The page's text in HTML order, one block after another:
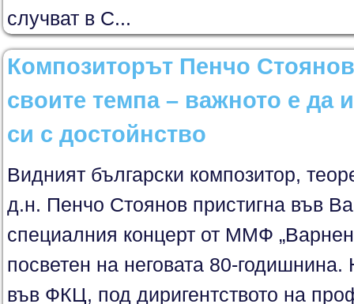
случват в С...
Композиторът Пенчо
своите темпа – важното е да
си с достойнство
Видният български композитор,
д.н. Пенчо Стоянов пристигна във
специалния концерт от ММФ
посветен на неговата 80-
във ФКЦ, под диригентството на